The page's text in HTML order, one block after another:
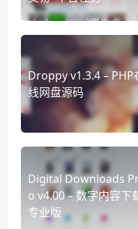
Droppy v1.3.4 – PHP
线网盘源码
Digital Downloads
o v4.00 – 数字内容下
专业版